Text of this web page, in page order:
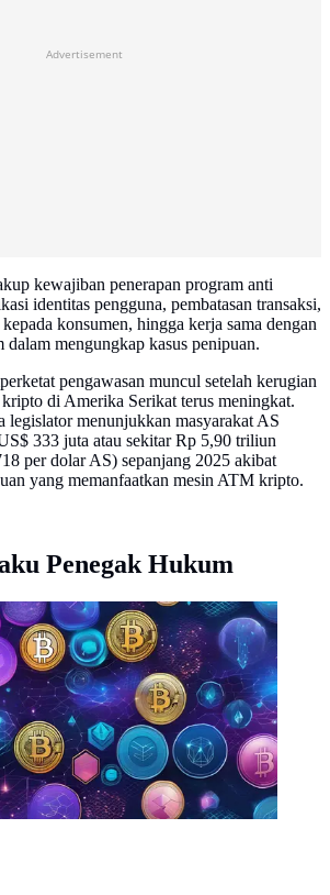
Advertisement
kewajiban penerapan program anti
identitas pengguna, pembatasan transaksi,
konsumen, hingga kerja sama dengan
dalam mengungkap kasus penipuan.
pengawasan muncul setelah kerugian
di Amerika Serikat terus meningkat.
legislator menunjukkan masyarakat AS
333 juta atau sekitar Rp 5,90 triliun
per dolar AS) sepanjang 2025 akibat
yang memanfaatkan mesin ATM kripto.
Penegak Hukum
AS mengusulkan aturan ketat
kripto setelah maraknya kasus
By AI)